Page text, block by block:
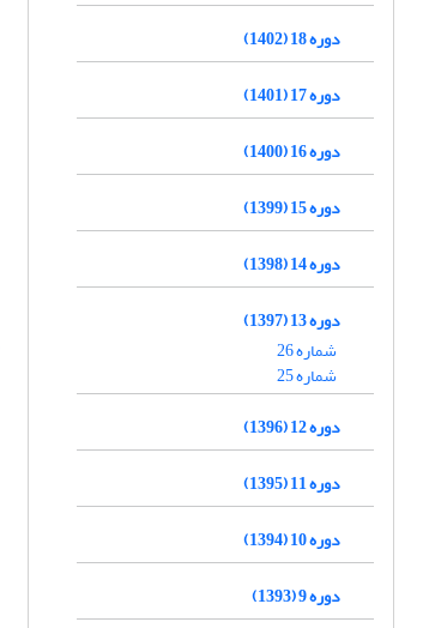
دوره 18 (1402)
دوره 17 (1401)
دوره 16 (1400)
دوره 15 (1399)
دوره 14 (1398)
دوره 13 (1397)
شماره 26
شماره 25
دوره 12 (1396)
دوره 11 (1395)
دوره 10 (1394)
دوره 9 (1393)